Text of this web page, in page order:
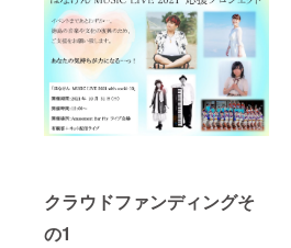
クラウドファンディングそ
の1